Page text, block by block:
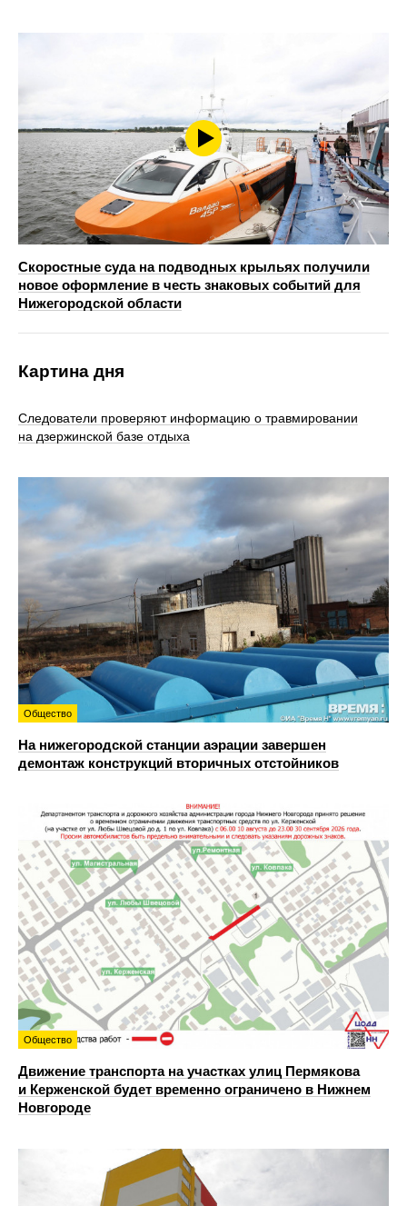
Скоростные суда на подводных крыльях получили
новое оформление в честь знаковых событий для
Нижегородской области
Картина дня
Следователи проверяют информацию о травмировании
на дзержинской базе отдыха
Общество
На нижегородской станции аэрации завершен
демонтаж конструкций вторичных отстойников
Общество
Движение транспорта на участках улиц Пермякова
и Керженской будет временно ограничено в Нижнем
Новгороде